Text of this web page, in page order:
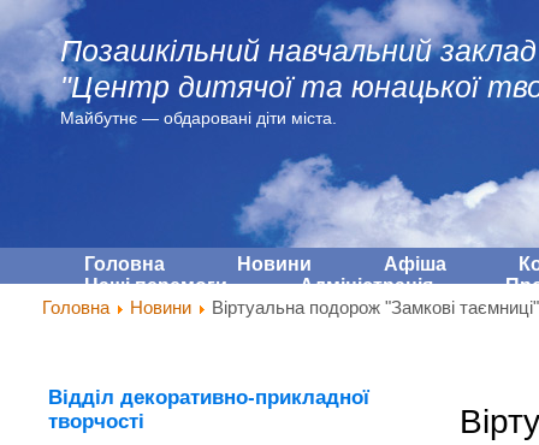
Позашкільний навчальний заклад
"Центр дитячої та юнацької
Майбутнє — обдарованi діти міста.
Головна Новини Афіша
Наші перемоги
Адмiнiстрацiя
Головна
Новини Віртуальна подорож "Замкові таємниці"
Відділ декоративно-прикладної
творчості